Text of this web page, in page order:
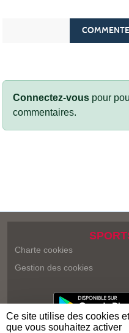
Connectez-vous pour
commentaires.
Charte cookies
Gestion des cookies
Ce site utilise des cookies
que vous souhaitez activer